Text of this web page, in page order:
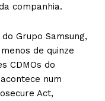
companhia.
Grupo Samsung,
de quinze
CDMOs do
num
Act,